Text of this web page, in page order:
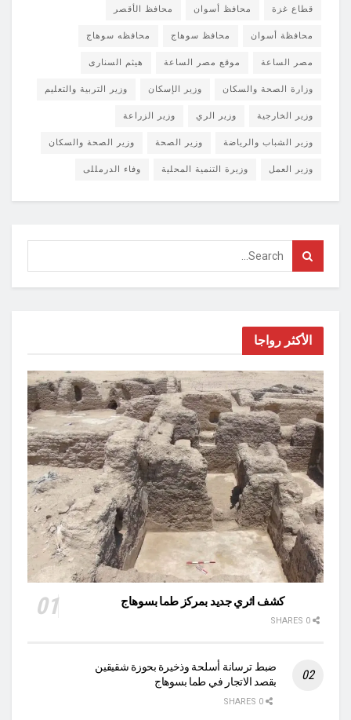
قطاع غزة محافظ أسوان محافظ الأقصر
محافظة أسوان محافظ سوهاج محافظه سوهاج
مصر الساعة موقع مصر الساعة هيثم السنارى
وزارة الصحة والسكان وزير الإسكان وزير التربية والتعليم
وزير الخارجية وزير الري وزير الزراعة
وزير الشباب والرياضة وزير الصحة وزير الصحة والسكان
وزير العمل وزيرة التنمية المحلية وفاء الدرمللى
الأكثر رواجا
كشف اثري جديد بمركز طما بسوهاج
ضبط ترسانة أسلحة وذخيرة بحوزة شقيقين
بقصد الاتجار في طما بسوهاج